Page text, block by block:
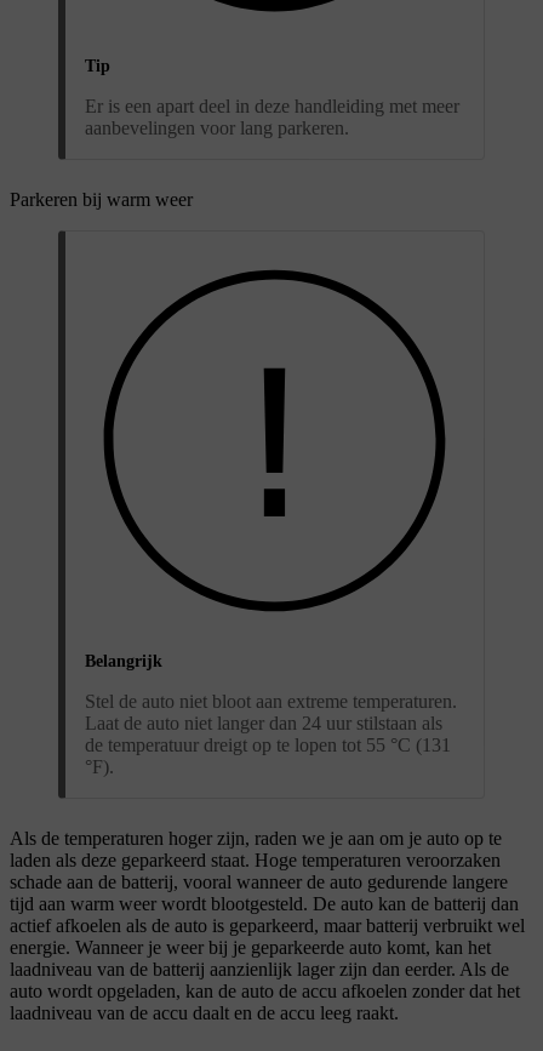
Tip
Er is een apart deel in deze handleiding met meer
aanbevelingen voor lang parkeren.
Parkeren bij warm weer
Belangrijk
Stel de auto niet bloot aan extreme temperaturen.
Laat de auto niet langer dan 24 uur stilstaan als
de temperatuur dreigt op te lopen tot 55 °C (131
°F).
Als de temperaturen hoger zijn, raden we je aan om je auto op te
laden als deze geparkeerd staat. Hoge temperaturen veroorzaken
schade aan de batterij, vooral wanneer de auto gedurende langere
tijd aan warm weer wordt blootgesteld. De auto kan de batterij dan
actief afkoelen als de auto is geparkeerd, maar batterij verbruikt wel
energie. Wanneer je weer bij je geparkeerde auto komt, kan het
laadniveau van de batterij aanzienlijk lager zijn dan eerder. Als de
auto wordt opgeladen, kan de auto de accu afkoelen zonder dat het
laadniveau van de accu daalt en de accu leeg raakt.